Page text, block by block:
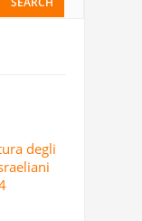
degli